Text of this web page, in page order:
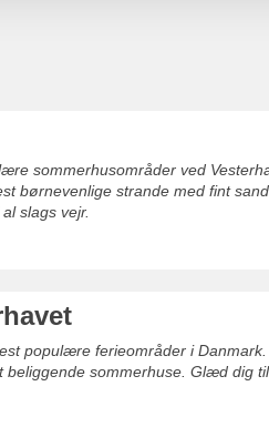
sommerhusområder ved
børnevenlige strande med fint
slags vejr.
populære ferieområder i
sommerhuse. Glæd dig